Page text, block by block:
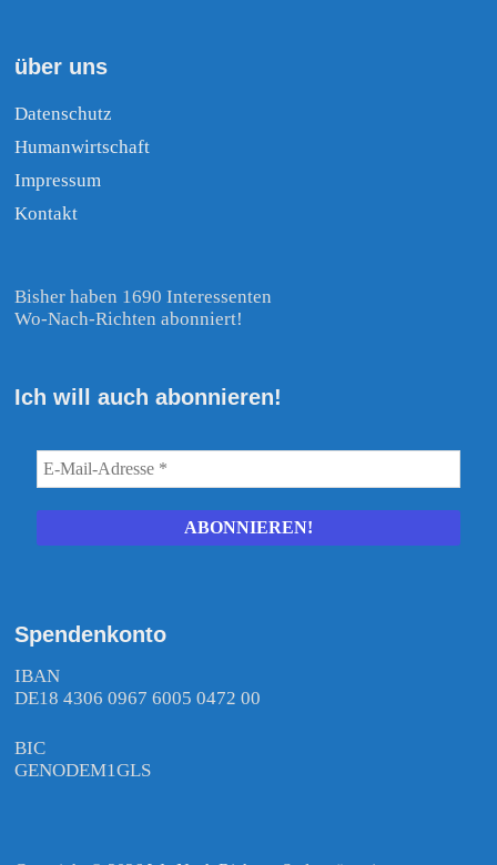
über uns
Datenschutz
Humanwirtschaft
Impressum
Kontakt
Bisher haben 1690 Interessenten
Wo-Nach-Richten abonniert!
Ich will auch abonnieren!
Spendenkonto
IBAN
DE18 4306 0967 6005 0472 00
BIC
GENODEM1GLS